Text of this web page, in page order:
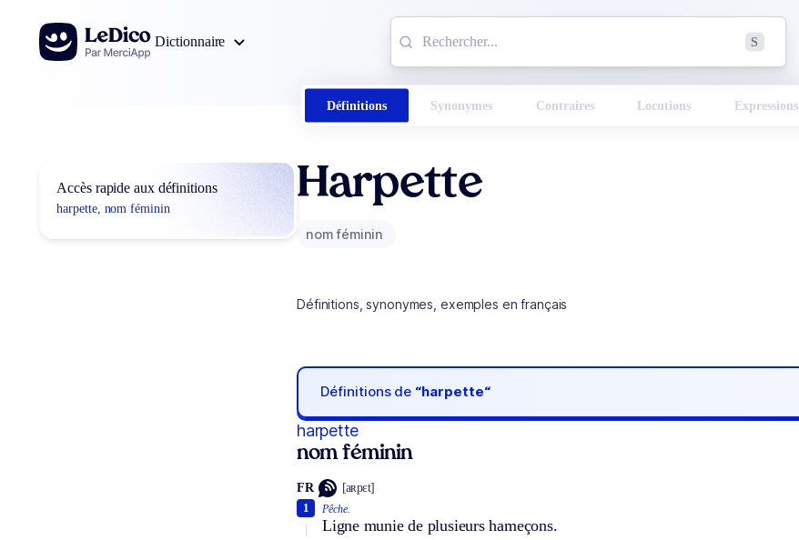
Aller au contenu
Dictionnaire
S
Définitions Synonymes Contraires Locutions Expressions
Accès rapide aux définitions
harpette, nom féminin
Harpette
nom féminin
Définitions, synonymes, exemples en français
Définitions de “harpette“
harpette
nom féminin
FR [aʀpɛt]
Pêche.
Ligne munie de plusieurs hameçons.
1